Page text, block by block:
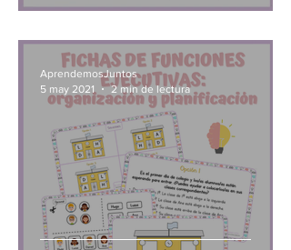
AprendemosJuntos
5 may 2021
2 min de lectura